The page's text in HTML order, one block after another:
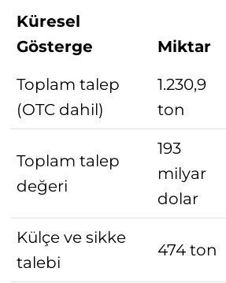
Küresel
Gösterge
Miktar
Toplam talep
(OTC dahil)
1.230,9
ton
Toplam talep
değeri
193
milyar
dolar
Külçe ve sikke
talebi
474 ton